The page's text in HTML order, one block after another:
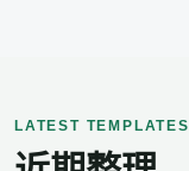
LATEST TEMPLATES